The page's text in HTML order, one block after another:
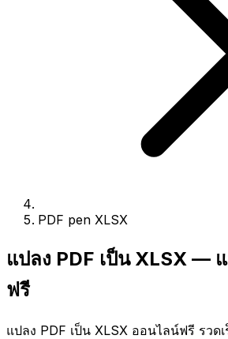
PDF pen XLSX
แปลง PDF เป็น XLSX —
ฟรี
แปลง PDF เป็น XLSX ออนไลน์ฟรี รวด